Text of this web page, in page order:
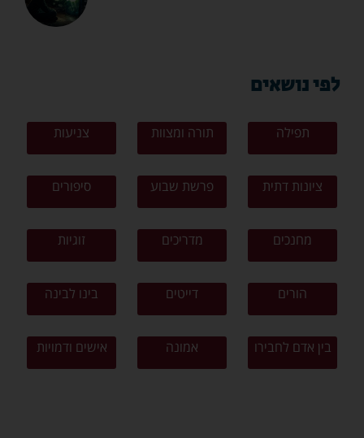
לפי נושאים
תפילה תורה ומצוות צניעות
ציונות דתית פרשת שבוע סיפורים
מחנכים מדריכים זוגיות
הורים דייטים בינו לבינה
בין אדם לחבירו אמונה אישים ודמויות